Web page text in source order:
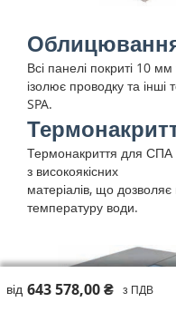
Всі панелі покриті 10
ізолює проводку та інші
SPA.
Термонакриття для СПА
з високоякісних
матеріалів, що дозволяє
температуру води.
643 578,00 ₴ з ПДВ
від